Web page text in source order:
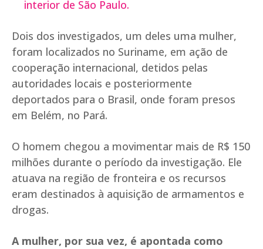
interior de São Paulo.
Dois dos investigados, um deles uma mulher,
foram localizados no Suriname, em ação de
cooperação internacional, detidos pelas
autoridades locais e posteriormente
deportados para o Brasil, onde foram presos
em Belém, no Pará.
O homem chegou a movimentar mais de R$ 150
milhões durante o período da investigação. Ele
atuava na região de fronteira e os recursos
eram destinados à aquisição de armamentos e
drogas.
A mulher, por sua vez, é apontada como